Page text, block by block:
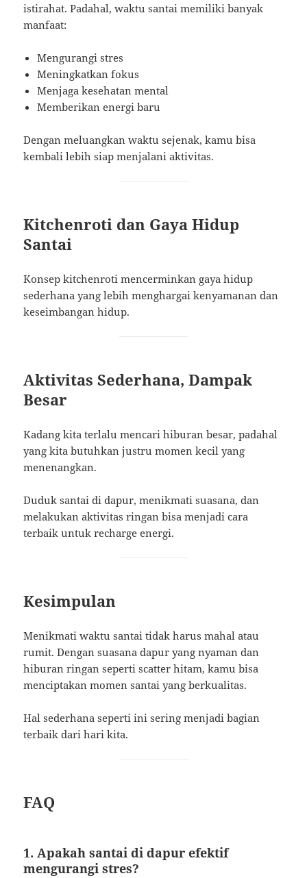
istirahat. Padahal, waktu santai memiliki banyak
manfaat:
Mengurangi stres
Meningkatkan fokus
Menjaga kesehatan mental
Memberikan energi baru
Dengan meluangkan waktu sejenak, kamu bisa
kembali lebih siap menjalani aktivitas.
Kitchenroti dan Gaya Hidup
Santai
Konsep kitchenroti mencerminkan gaya hidup
sederhana yang lebih menghargai kenyamanan dan
keseimbangan hidup.
Aktivitas Sederhana, Dampak
Besar
Kadang kita terlalu mencari hiburan besar, padahal
yang kita butuhkan justru momen kecil yang
menenangkan.
Duduk santai di dapur, menikmati suasana, dan
melakukan aktivitas ringan bisa menjadi cara
terbaik untuk recharge energi.
Kesimpulan
Menikmati waktu santai tidak harus mahal atau
rumit. Dengan suasana dapur yang nyaman dan
hiburan ringan seperti scatter hitam, kamu bisa
menciptakan momen santai yang berkualitas.
Hal sederhana seperti ini sering menjadi bagian
terbaik dari hari kita.
FAQ
1. Apakah santai di dapur efektif
mengurangi stres?